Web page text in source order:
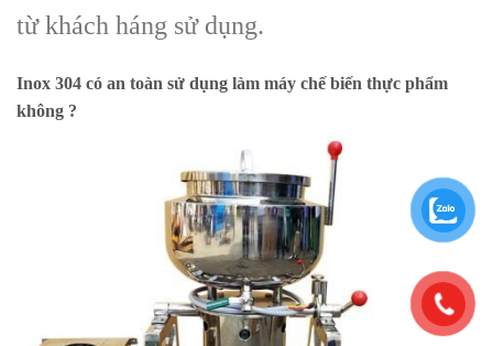
từ khách háng sử dụng.
Inox 304 có an toàn sử dụng làm máy chế biến thực phẩm
không ?